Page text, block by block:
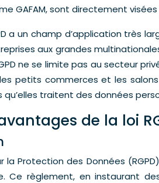
GAFAM, sont directement
a un champ d’application très
aux grandes
ne se limite pas au secteur
petits commerces et les
traitent des données
de la loi
la Protection des Données
Ce règlement, en instaurant